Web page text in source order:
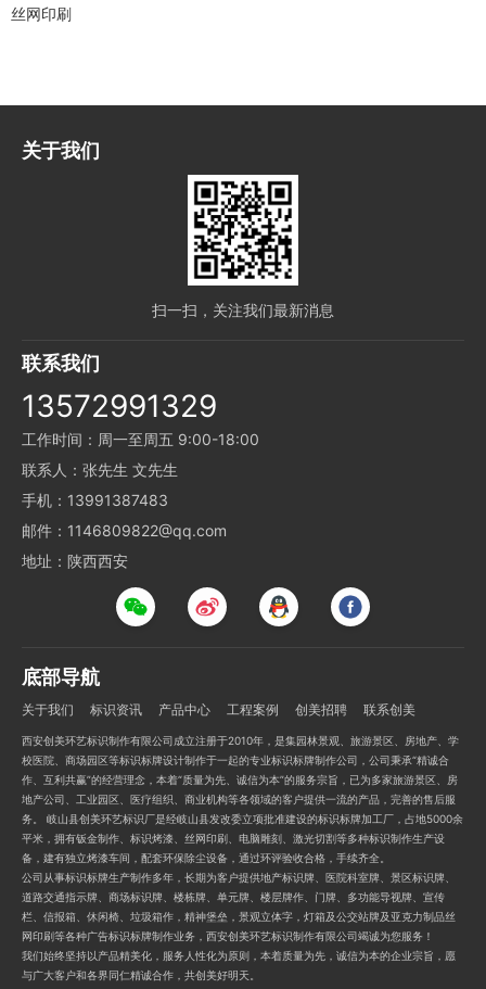
丝网印刷
关于我们
扫一扫，关注我们最新消息
联系我们
13572991329
工作时间：周一至周五 9:00-18:00
联系人：张先生 文先生
手机：13991387483
邮件：1146809822@qq.com
地址：陕西西安
底部导航
关于我们 标识资讯 产品中心 工程案例 创美招聘 联系创美
西安创美环艺标识制作有限公司成立注册于2010年，是集园林景观、旅游景区、房地产、学
校医院、商场园区等标识标牌设计制作于一起的专业标识标牌制作公司，公司秉承“精诚合
作、互利共赢”的经营理念，本着“质量为先、诚信为本”的服务宗旨，已为多家旅游景区、房
地产公司、工业园区、医疗组织、商业机构等各领域的客户提供一流的产品，完善的售后服
务。 岐山县创美环艺标识厂是经岐山县发改委立项批准建设的标识标牌加工厂，占地5000余
平米，拥有钣金制作、标识烤漆、丝网印刷、电脑雕刻、激光切割等多种标识制作生产设
备，建有独立烤漆车间，配套环保除尘设备，通过环评验收合格，手续齐全。
公司从事标识标牌生产制作多年，长期为客户提供地产标识牌、医院科室牌、景区标识牌、
道路交通指示牌、商场标识牌、楼栋牌、单元牌、楼层牌作、门牌、多功能导视牌、宣传
栏、信报箱、休闲椅、垃圾箱作，精神堡垒，景观立体字，灯箱及公交站牌及亚克力制品丝
网印刷等各种广告标识标牌制作业务，西安创美环艺标识制作有限公司竭诚为您服务！
我们始终坚持以产品精美化，服务人性化为原则，本着质量为先，诚信为本的企业宗旨，愿
与广大客户和各界同仁精诚合作，共创美好明天。